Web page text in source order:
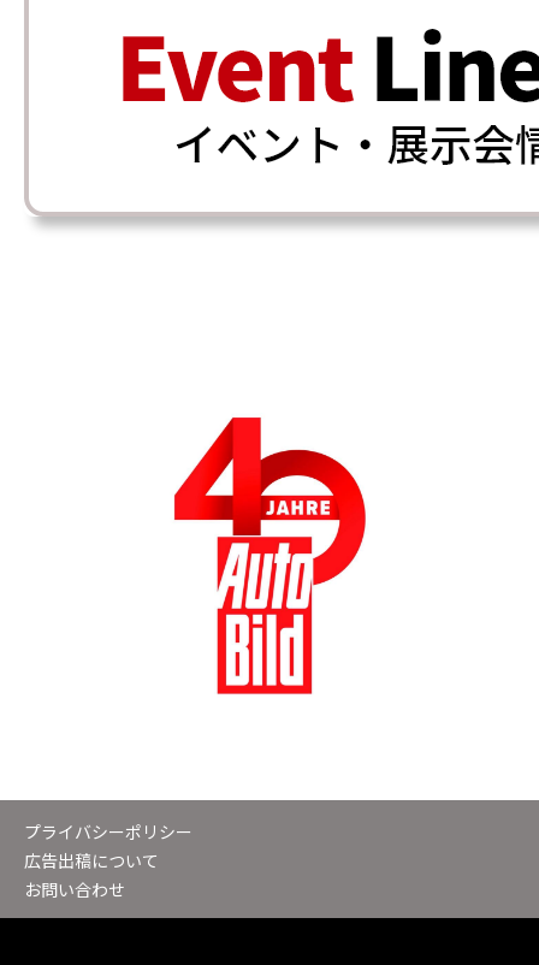
プライバシーポリシー
広告出稿について
お問い合わせ